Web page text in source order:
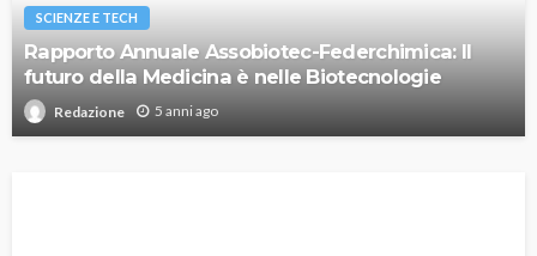
SCIENZE E TECH
Rapporto Annuale Assobiotec-Federchimica: Il
futuro della Medicina è nelle Biotecnologie
Redazione 5 anni ago